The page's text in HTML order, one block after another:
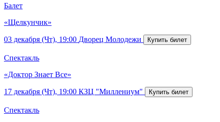
Балет
«Щелкунчик»
03 декабря (Чт), 19:00 Дворец Молодежи
Спектакль
«Доктор Знает Все»
17 декабря (Чт), 19:00 КЗЦ "Миллениум"
Спектакль